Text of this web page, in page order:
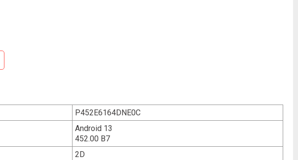
P452E6164DNE0C
Android 13
452.00 B7
2D